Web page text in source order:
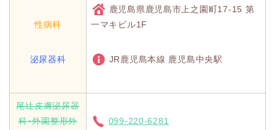
性病科
泌尿器科
鹿児島県鹿児島市上之園町17-15 第
一マキビル1F
JR鹿児島本線 鹿児島中央駅
尾辻皮膚泌尿器
科･外園整形外
099-220-6281